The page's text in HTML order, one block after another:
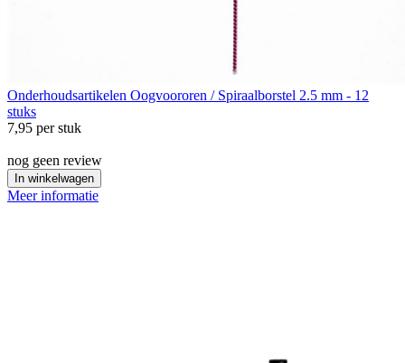
Onderhoudsartikelen Oogvoororen / Spiraalborstel 2.5 mm - 12
stuks
7,95 per stuk
nog geen review
In winkelwagen
Meer informatie